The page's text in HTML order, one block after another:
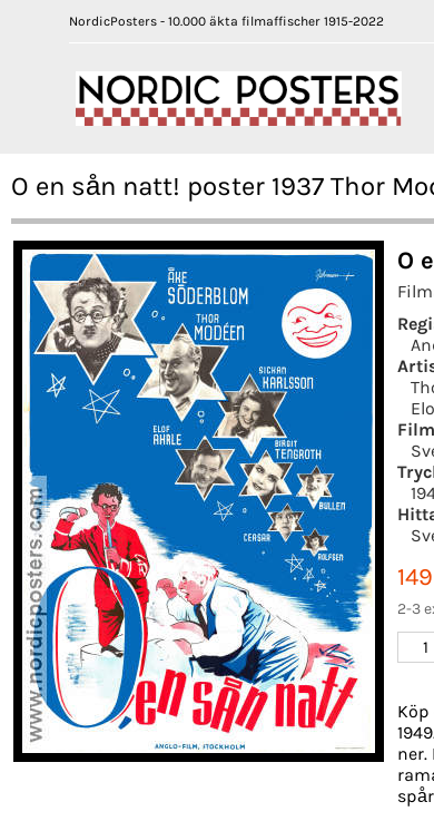
NordicPosters - 10.000 äkta filmaffischer 1915-2022
O en sån natt! poster 1937 Thor
O
2-3
1
ner.